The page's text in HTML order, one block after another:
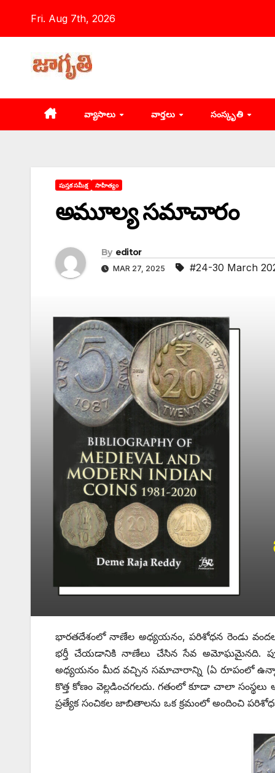
Fri. Aug 7th, 2026
వ్యాసాలు వార్తలు సంస్కృతి
పుస్తక సమీక్ష సాహిత్యం
అమూల్య సమాచారం
By editor
MAR 27, 2025 #24-30 March
భారతదేశంలో నాణేల అధ్యయనం, పరిశోధన రెండు
భర్తీ చేయడానికి నాణేలు చేసిన సేవ అమోఘమైనది.
అధ్యయనం మీద వచ్చిన సమాచారాన్ని (ఏ రూపంలో
కొత్త కోణం వెల్లడించగలదు. గతంలో కూడా చాలా
ప్రత్యేక సంచికల జాబితాలను ఒక క్రమంలో అందించి